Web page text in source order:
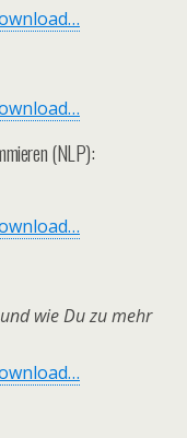
(NLP):
wie Du zu mehr